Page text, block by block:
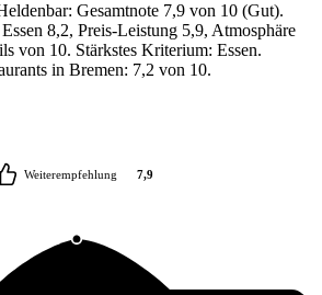
Gesamtnote 7,9 von 10 (Gut).
8,2, Preis-Leistung 5,9, Atmosphäre
von 10. Stärkstes Kriterium: Essen.
in Bremen: 7,2 von 10.
Weiterempfehlung 7,9